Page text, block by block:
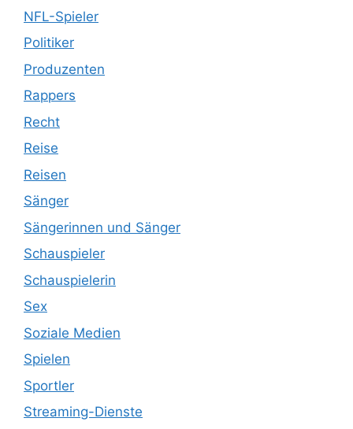
NFL-Spieler
Politiker
Produzenten
Rappers
Recht
Reise
Reisen
Sänger
Sängerinnen und Sänger
Schauspieler
Schauspielerin
Sex
Soziale Medien
Spielen
Sportler
Streaming-Dienste